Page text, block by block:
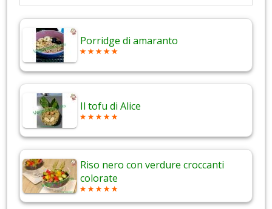
Porridge di amaranto
Il tofu di Alice
Riso nero con verdure croccanti
colorate